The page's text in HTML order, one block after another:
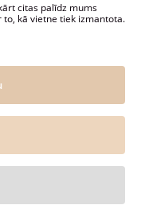
citas palīdz mums
kā vietne tiek izmantota.